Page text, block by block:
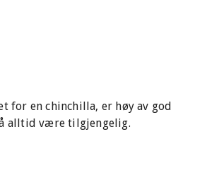
for en chinchilla, er høy av god
alltid være tilgjengelig.